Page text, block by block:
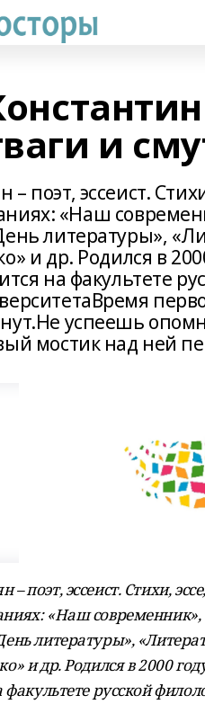
и
поэт, эссеист.
«Наш
литературы»,
и др. Родился в
на факультете
успеешь
мостик над ней
поэт, эссеист. Стихи,
«Наш
литературы»,
и др. Родился в 2000
русской